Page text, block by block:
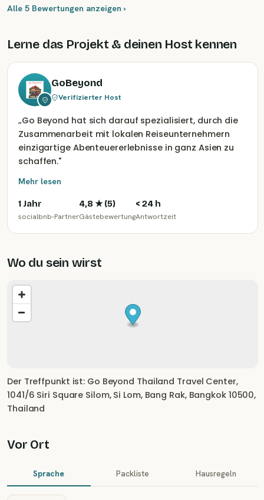
Alle 5 Bewertungen anzeigen ›
Lerne das Projekt & deinen Host kennen
GoBeyond
Verifizierter Host
„Go Beyond hat sich darauf spezialisiert, durch die
Zusammenarbeit mit lokalen Reiseunternehmern
einzigartige Abenteuererlebnisse in ganz Asien zu
schaffen."
Mehr lesen
1 Jahr
socialbnb-Partner
4,8★ (5)
Gästebewertung
< 24 h
Antwortzeit
Wo du sein wirst
Der Treffpunkt ist: Go Beyond Thailand Travel Center,
1041/6 Siri Square Silom, Si Lom, Bang Rak, Bangkok 10500,
Thailand
Vor Ort
Sprache Packliste Hausregeln